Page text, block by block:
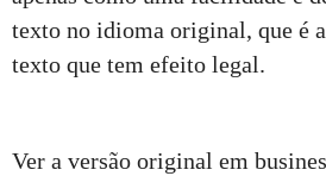
texto no idioma original, que é
texto que tem efeito legal.
Ver a versão original em